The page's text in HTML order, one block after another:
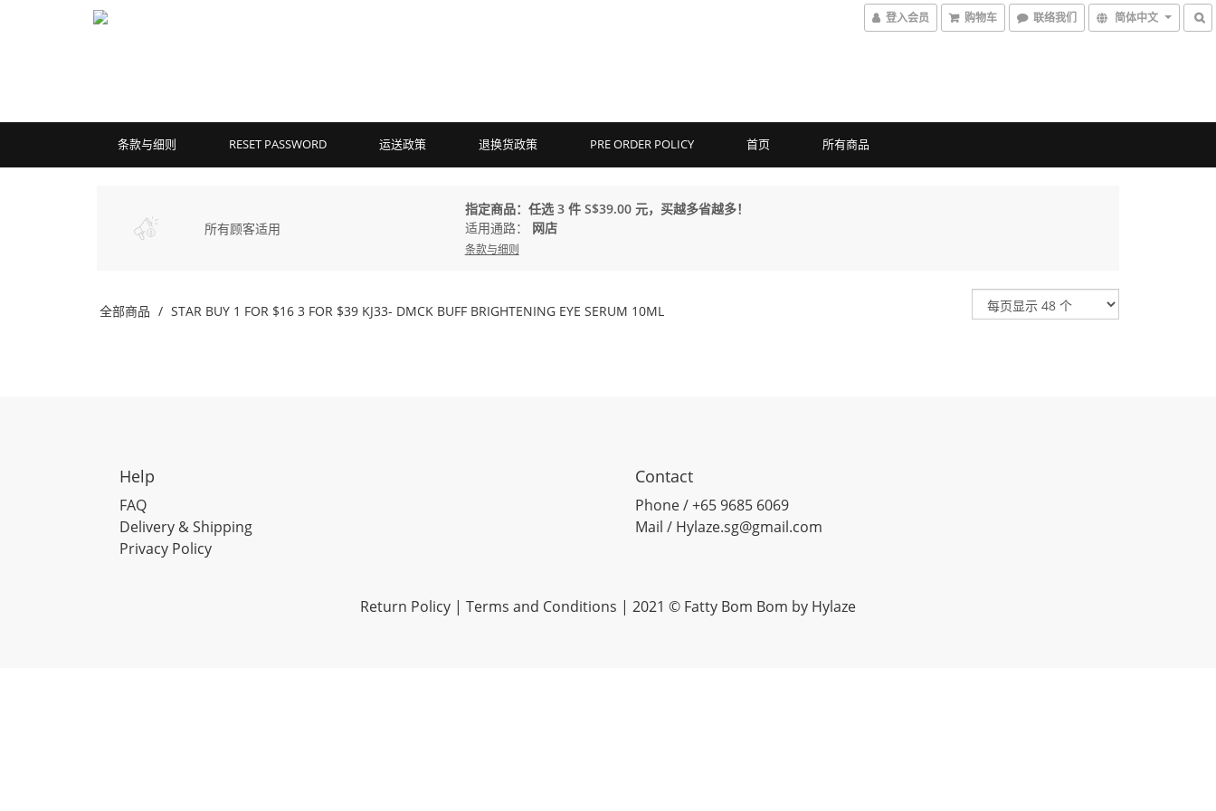
登入会员 购物车 联络我们 简体中文
条款与细则 RESET PASSWORD 运送政策 退换货政策 PRE ORDER POLICY 首页 所有商品
所有顾客适用
指定商品：任选 3 件 S$39.00 元，买越多省越多！
适用通路： 网店
条款与细则
全部商品 STAR BUY 1 FOR $16 3 FOR $39 KJ33- DMCK BUFF BRIGHTENING EYE SERUM 10ML
Help
FAQ
Delivery & Shipping
Privacy Policy
Contact
Phone / +65 9685 6069
Mail / Hylaze.sg@gmail.com
Return Policy | Terms and Conditions | 2021 © Fatty Bom Bom by Hylaze